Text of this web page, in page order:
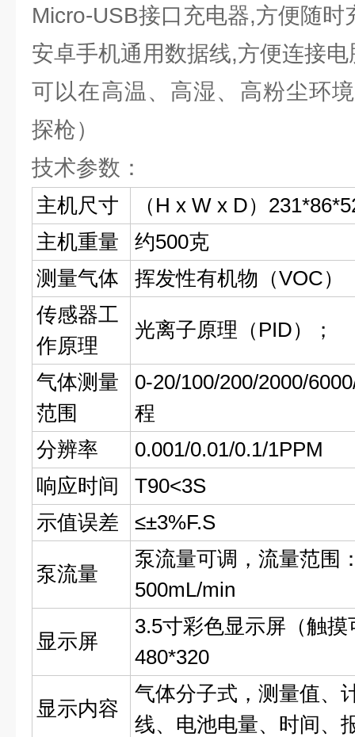
Micro-USB接口充电器,方便随时
安卓手机通用数据线,方便连接
可以在高温、高湿、高粉尘环
探枪）
技术参数：
主机尺寸
（H x W x D）
主机重量
约500克
测量气体
挥发性有机物（VOC）
传感器工
作原理
光离子原理（PID）；
气体测量
范围
0-20/100/200/2000/
程
分辨率
0.001/0.01/0.1/1PPM
响应时间
T90<3S
示值误差
≤±3%F.S
泵流量
泵流量可调，流量范围
500mL/min
显示屏
3.5寸彩色显示屏（触
480*320
显示内容
气体分子式，测量值、
线、电池电量、时间、